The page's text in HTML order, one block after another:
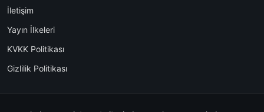
İletişim
Yayın İlkeleri
KVKK Politikası
Gizlilik Politikası